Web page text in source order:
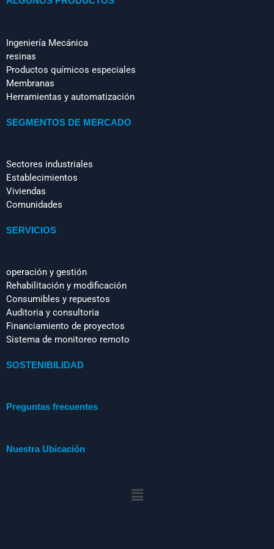
Ingeniería Mecánica
resinas
Productos químicos especiales
Membranas
Herramientas y automatización
SEGMENTOS DE MERCADO
Sectores industriales
Establecimientos
Viviendas
Comunidades
SERVICIOS
operación y gestión
Rehabilitación y modificación
Consumibles y repuestos
Auditoria y consultoria
Financiamiento de proyectos
Sistema de monitoreo remoto
SOSTENIBILIDAD
Preguntas frecuentes
Nuestra Ubicación
Menú